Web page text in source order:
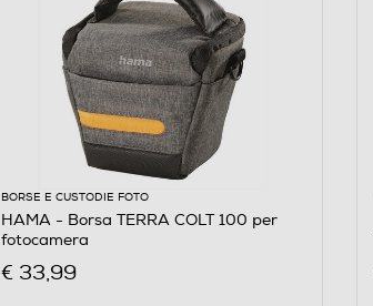
BORSE E CUSTODIE FOTO
HAMA - Borsa TERRA COLT 100 per
fotocamera
€ 33,99